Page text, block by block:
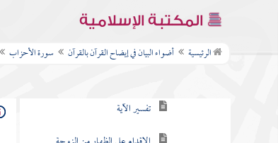
المكتبة الإسلامية
الرئيسية أضواء البيان في إيضاح القرآن بالقرآن سورة الأحزاب
قوله تعالى يا أيها النبي اتق الله ولا تطع
الكافرين والمنافقين
قوله تعالى وما جعل أزواجكم اللائي
تفسير الآية
الإقدام على الظهار من الزوجة